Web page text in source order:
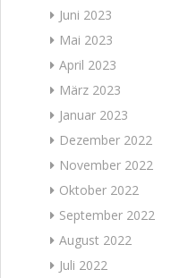
Juni 2023
Mai 2023
April 2023
März 2023
Januar 2023
Dezember 2022
November 2022
Oktober 2022
September 2022
August 2022
Juli 2022